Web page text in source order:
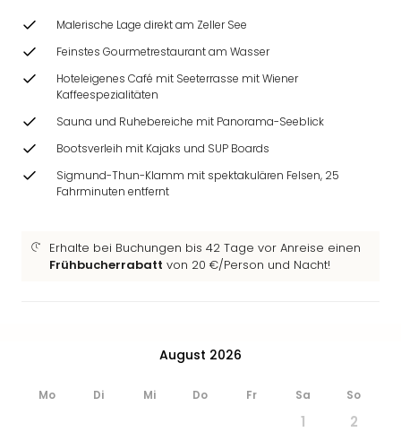
Malerische Lage direkt am Zeller See
Feinstes Gourmetrestaurant am Wasser
Hoteleigenes Café mit Seeterrasse mit Wiener
Kaffeespezialitäten
Sauna und Ruhebereiche mit Panorama-Seeblick
Bootsverleih mit Kajaks und SUP Boards
Sigmund-Thun-Klamm mit spektakulären Felsen, 25
Fahrminuten entfernt
Erhalte bei Buchungen bis 42 Tage vor Anreise einen
Frühbucherrabatt von 20 €/Person und Nacht!
August 2026
Mo Di Mi Do Fr Sa So
1
2